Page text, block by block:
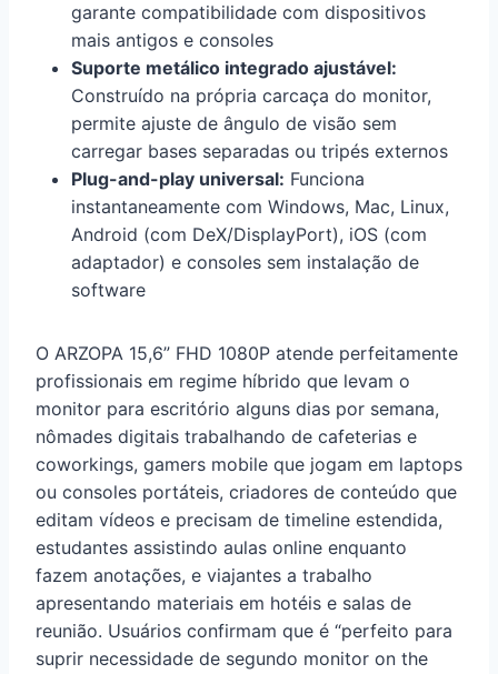
garante compatibilidade com dispositivos
mais antigos e consoles
Suporte metálico integrado ajustável:
Construído na própria carcaça do monitor,
permite ajuste de ângulo de visão sem
carregar bases separadas ou tripés externos
Plug-and-play universal: Funciona
instantaneamente com Windows, Mac, Linux,
Android (com DeX/DisplayPort), iOS (com
adaptador) e consoles sem instalação de
software
O ARZOPA 15,6” FHD 1080P atende perfeitamente
profissionais em regime híbrido que levam o
monitor para escritório alguns dias por semana,
nômades digitais trabalhando de cafeterias e
coworkings, gamers mobile que jogam em laptops
ou consoles portáteis, criadores de conteúdo que
editam vídeos e precisam de timeline estendida,
estudantes assistindo aulas online enquanto
fazem anotações, e viajantes a trabalho
apresentando materiais em hotéis e salas de
reunião. Usuários confirmam que é “perfeito para
suprir necessidade de segundo monitor on the